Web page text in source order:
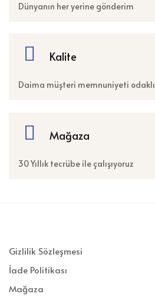
Dünyanın her yerine gönderim
Kalite
Daima müşteri memnuniyeti odaklı
Mağaza
30 Yıllık tecrübe ile çalışıyoruz
Gizlilik Sözleşmesi
İade Politikası
Mağaza